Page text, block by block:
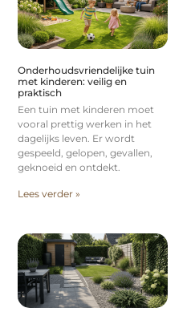
Onderhoudsvriendelijke tuin
met kinderen: veilig en
praktisch
Een tuin met kinderen moet
vooral prettig werken in het
dagelijks leven. Er wordt
gespeeld, gelopen, gevallen,
geknoeid en ontdekt.
Lees verder »